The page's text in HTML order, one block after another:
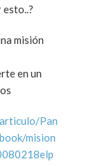
misión
en un
Pan
mision